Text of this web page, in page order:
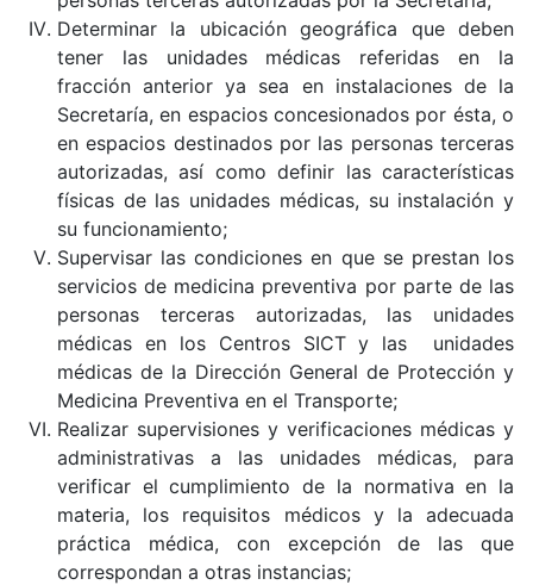
Determinar la ubicación geográfica que deben
tener las unidades médicas referidas en la
fracción anterior ya sea en instalaciones de la
Secretaría, en espacios concesionados por ésta, o
en espacios destinados por las personas terceras
autorizadas, así como definir las características
físicas de las unidades médicas, su instalación y
su funcionamiento;
Supervisar las condiciones en que se prestan los
servicios de medicina preventiva por parte de las
personas terceras autorizadas, las unidades
médicas en los Centros SICT y las unidades
médicas de la Dirección General de Protección y
Medicina Preventiva en el Transporte;
Realizar supervisiones y verificaciones médicas y
administrativas a las unidades médicas, para
verificar el cumplimiento de la normativa en la
materia, los requisitos médicos y la adecuada
práctica médica, con excepción de las que
correspondan a otras instancias;